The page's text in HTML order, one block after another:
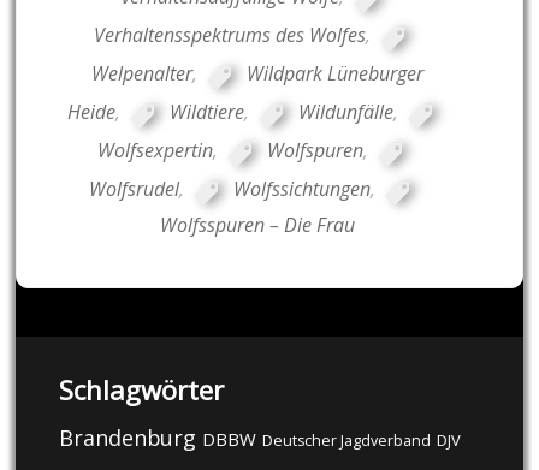
Verhaltensspektrums des Wolfes,
Welpenalter,
Wildpark Lüneburger
Heide, Wildtiere, Wildunfälle,
Wolfsexpertin, Wolfspuren,
Wolfsrudel, Wolfssichtungen,
Wolfsspuren – Die Frau
Schlagwörter
Brandenburg DBBW Deutscher Jagdverband DJV